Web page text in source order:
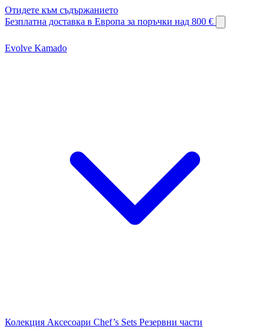
Отидете към съдържанието
Безплатна доставка в Европа за поръчки над 800 €
Evolve Kamado
Колекция Аксесоари Chef’s Sets Резервни части